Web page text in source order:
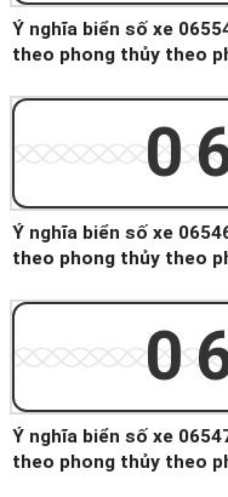
Ý nghĩa biển số xe
theo phong thủy theo
Ý nghĩa biển số xe
theo phong thủy theo
Ý nghĩa biển số xe
theo phong thủy theo